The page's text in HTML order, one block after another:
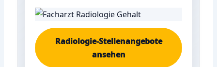
Radiologie-Stellenangebote
ansehen